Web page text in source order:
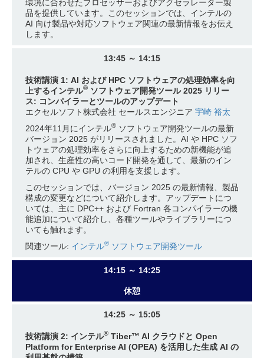
環境に合わせたプロセッサーおよびアクセラレーター製
品を提供しています。このセッションでは、インテルの
AI 向け製品や対応ソフトウェア関連の最新情報をお伝え
します。
13:45 ～ 14:15
技術講演 1: AI および HPC ソフトウェアの処理効率を向
上するインテル® ソフトウェア開発ツール 2025 リリー
ス: コンパイラーとツールのアップデート
エクセルソフト株式会社 セールスエンジニア 宇崎 裕太
2024年11月にインテル® ソフトウェア開発ツールの最新
バージョン 2025 がリリースされました。AI や HPC ソフ
トウェアの処理効率をさらに向上するための新機能が追
加され、生産性の高いコード開発を通して、最新のイン
テルの CPU や GPU の利用を支援します。
このセッションでは、バージョン 2025 の最新情報、製品
構成の変更などについて紹介します。アップデートにつ
いては、主に DPC++ および Fortran 各コンパイラーの機
能追加について紹介し、各種ツールやライブラリーにつ
いても触れます。
関連ツール: インテル® ソフトウェア開発ツール
14:15 ～ 14:25
休憩
14:25 ～ 15:05
技術講演 2: インテル® Tiber™ AI クラウドと Open
Platform for Enterprise AI (OPEA) を活用した生成 AI の